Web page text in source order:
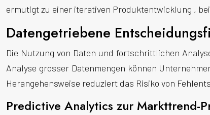
ermutigt zu einer iterativen Produktentwicklung ,
Datengetriebene
Die Nutzung von Daten und fortschrittlichen
Analyse grosser Datenmengen können
Herangehensweise reduziert das Risiko von
Predictive Analytics zur Markttrend-